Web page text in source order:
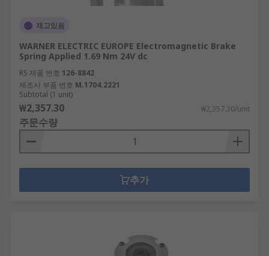
재고있음
WARNER ELECTRIC EUROPE Electromagnetic Brake
Spring Applied 1.69 Nm 24V dc
RS 제품 번호 126-8842
제조사 부품 번호 M.1704.2221
Subtotal (1 unit)
₩2,357.30 ₩2,357.30/unit
주문수량
추가